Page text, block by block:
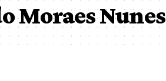
Moraes Nunes